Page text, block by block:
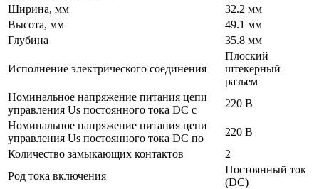
Ширина, мм
32.2 мм
Высота, мм
49.1 мм
Глубина
35.8 мм
Исполнение электрического соединения
Плоский
штекерный
разъем
Номинальное напряжение питания цепи
управления Us постоянного тока DC с
220 В
Номинальное напряжение питания цепи
управления Us постоянного тока DC по
220 В
Количество замыкающих контактов
2
Род тока включения
Постоянный ток
(DC)